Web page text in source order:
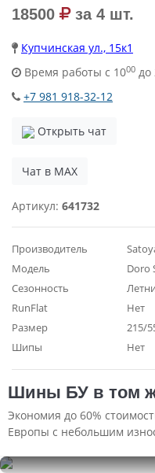
18500 за 4 шт.
Купчинская ул., 15к1
Время работы с 1000 до
+7 981 918-32-12
Открыть чат
Чат в MAX
Артикул: 641732
Производитель
Модель
Doro
Сезонность
RunFlat
Нет
Размер
215/
Шипы
Нет
Шины БУ в том
Экономия до 60%
Европы с небольшим